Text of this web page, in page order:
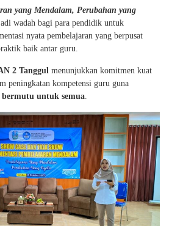
yang Mendalam, Perubahan yang
wadah bagi para pendidik untuk
nyata pembelajaran yang berpusat
baik antar guru.
2 Tanggul menunjukkan komitmen kuat
peningkatan kompetensi guru guna
untuk semua.